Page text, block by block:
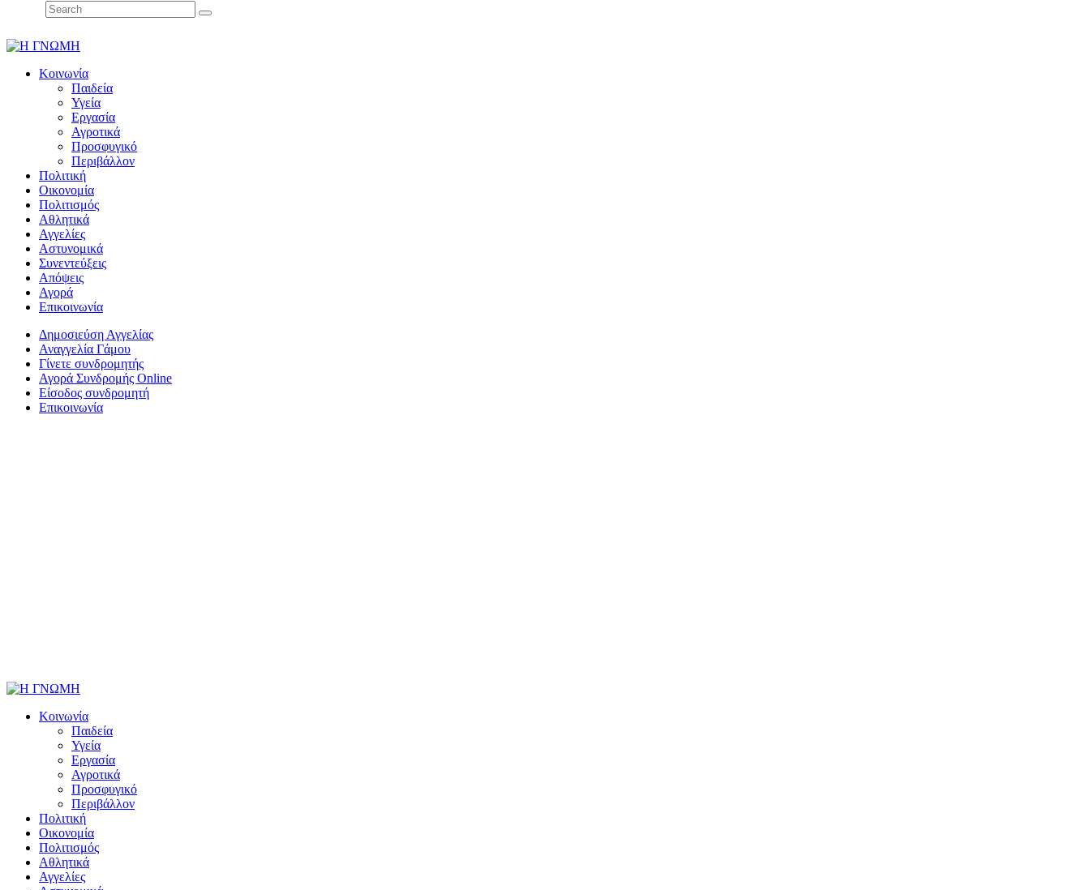
Κοινωνία
Παιδεία
Υγεία
Εργασία
Αγροτικά
Προσφυγικό
Περιβάλλον
Πολιτική
Οικονομία
Πολιτισμός
Αθλητικά
Αγγελίες
Αστυνομικά
Συνεντεύξεις
Απόψεις
Αγορά
Επικοινωνία
Δημοσιεύση Αγγελίας
Αναγγελία Γάμου
Γίνετε συνδρομητής
Αγορά Συνδρομής Online
Είσοδος συνδρομητή
Επικοινωνία
Κοινωνία
Παιδεία
Υγεία
Εργασία
Αγροτικά
Προσφυγικό
Περιβάλλον
Πολιτική
Οικονομία
Πολιτισμός
Αθλητικά
Αγγελίες